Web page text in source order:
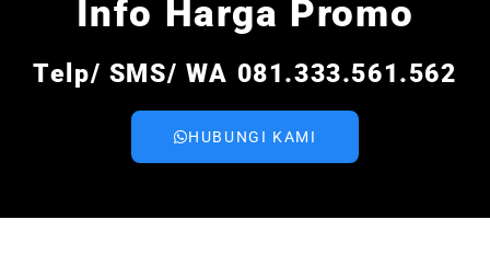
Info Harga Promo
Telp/ SMS/ WA 081.333.561.562
HUBUNGI KAMI